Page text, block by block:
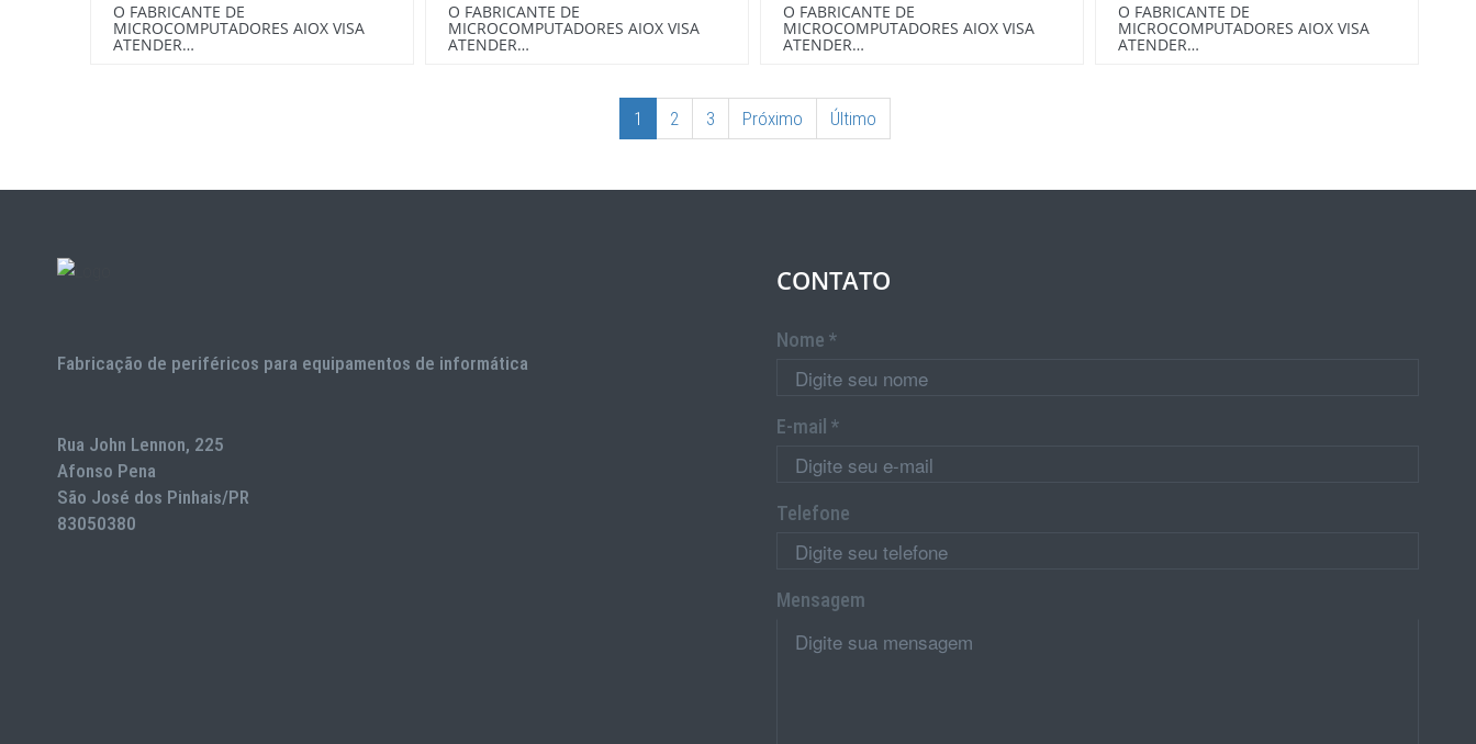
O FABRICANTE DE
MICROCOMPUTADORES AIOX VISA
ATENDER…
O FABRICANTE DE
MICROCOMPUTADORES AIOX VISA
ATENDER…
O FABRICANTE DE
MICROCOMPUTADORES AIOX VISA
ATENDER…
O FABRICANTE DE
MICROCOMPUTADORES AIOX VISA
ATENDER…
1 2 3 Próximo Último
Fabricação de periféricos para equipamentos de informática
Rua John Lennon, 225
Afonso Pena
São José dos Pinhais/PR
83050380
CONTATO
Nome *
E-mail *
Telefone
Mensagem